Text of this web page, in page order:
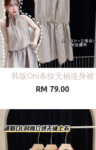
韩版Oni条纹无袖连身裙
RM 79.00